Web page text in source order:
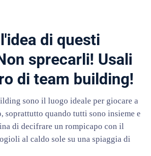
di questi
sprecarli! Usali
di team building!
sono il luogo ideale per giocare a
soprattutto quando tutti sono insieme e
di decifrare un rompicapo con il
al caldo sole su una spiaggia di